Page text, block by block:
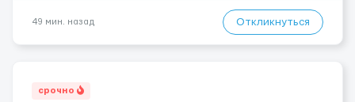
49 мин. назад Откликнуться
срочно